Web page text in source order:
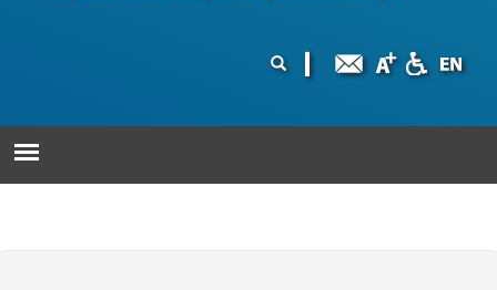
wyszukiwania